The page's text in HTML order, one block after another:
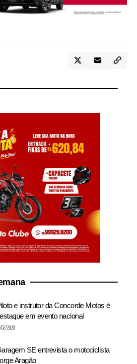
e instrutor da Concorde Motos é
em evento nacional
2020
SE entrevista o motociclista
Aragão